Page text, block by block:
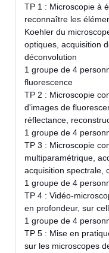
TP 1 : Microscopie à
reconnaître les
Koehler du
optiques, acquisition
déconvolution
1 groupe de 4
fluorescence
TP 2 : Microscopie
d'images de
réflectance,
1 groupe de 4
TP 3 : Microscopie
multiparamétrique,
acquisition spectrale,
1 groupe de 4
TP 4 : Vidéo-
en profondeur, sur
1 groupe de 4
TP 5 : Mise en
sur les microscopes